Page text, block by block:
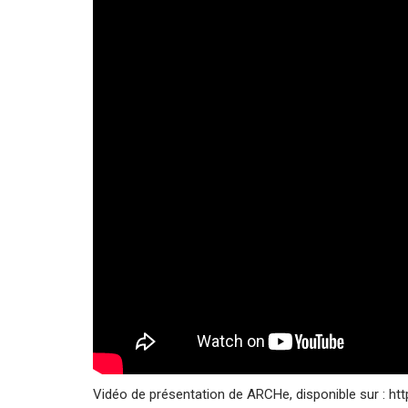
Vidéo de présentation de ARCHe, disponible sur :